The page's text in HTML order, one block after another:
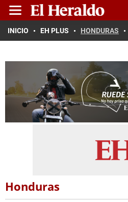
INICIO EH PLUS HONDURAS
Honduras